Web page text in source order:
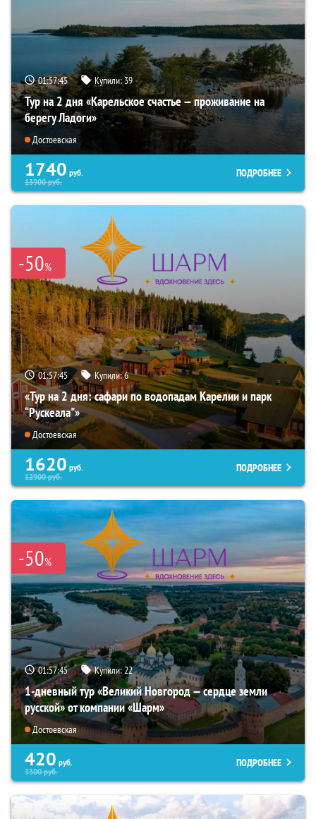
01:57:44 Купили:39
Тур на 2 дня «Карельское счастье — проживание на
берегу Ладоги»
Достоевская
1740 руб.
13900руб.
ПОДРОБНЕЕ
-50%
01:57:44 Купили:6
«Тур на 2 дня: сафари по водопадам Карелии и парк
“Рускеала"»
Достоевская
1620 руб.
12900руб.
ПОДРОБНЕЕ
-50%
01:57:44 Купили:22
1-дневный тур «Великий Новгород — сердце земли
русской» от компании «Шарм»
Достоевская
420 руб.
3300руб.
ПОДРОБНЕЕ